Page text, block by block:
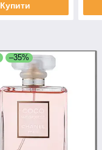
Купити
–35%